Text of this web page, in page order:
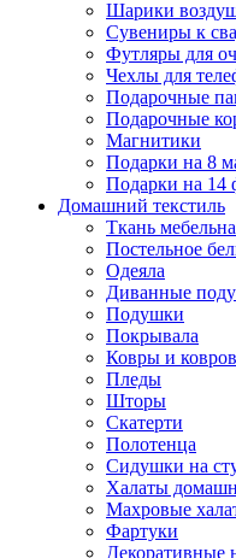
Шарики
Сувениры к
Футляры для
Чехлы для
Подарочные
Подарочные
Магнитики
Подарки на 8
Подарки на 14
Домашний текстиль
Ткань
Постельное
Одеяла
Диванные
Подушки
Покрывала
Ковры и
Пледы
Шторы
Скатерти
Полотенца
Сидушки на
Халаты
Махровые
Фартуки
Декоративные